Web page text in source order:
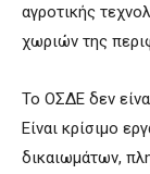
αγροτικής
χωριών της
Το ΟΣΔΕ δεν
Είναι κρίσιμο
δικαιωμάτων,